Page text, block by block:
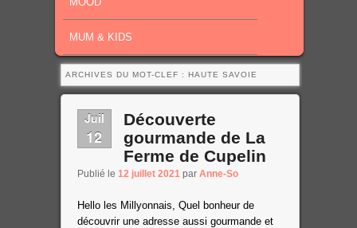
MUM & KIDS
ARCHIVES DU MOT-CLEF : HAUTE SAVOIE
Juil
12
Découverte
gourmande de La
Ferme de Cupelin
Publié le 12 juillet 2021 par Anne-So
Hello les Millyonnais, Quel bonheur de
découvrir une adresse aussi gourmande et